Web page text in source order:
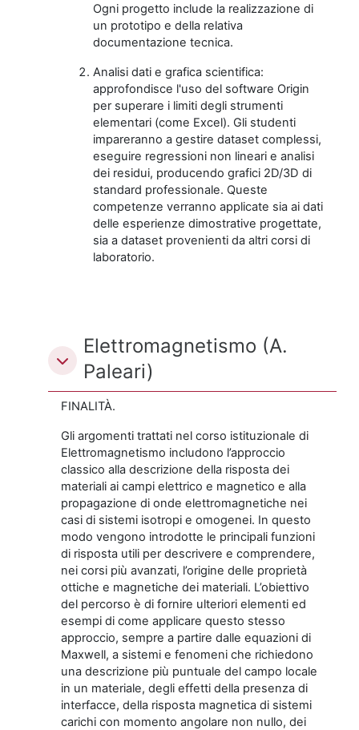
Ogni progetto include la realizzazione di
un prototipo e della relativa
documentazione tecnica.
Analisi dati e grafica scientifica:
approfondisce l'uso del software Origin
per superare i limiti degli strumenti
elementari (come Excel). Gli studenti
impareranno a gestire dataset complessi,
eseguire regressioni non lineari e analisi
dei residui, producendo grafici 2D/3D di
standard professionale. Queste
competenze verranno applicate sia ai dati
delle esperienze dimostrative progettate,
sia a dataset provenienti da altri corsi di
laboratorio.
Elettromagnetismo (A.
Paleari)
FINALITÀ.
Gli argomenti trattati nel corso istituzionale di
Elettromagnetismo includono l’approccio
classico alla descrizione della risposta dei
materiali ai campi elettrico e magnetico e alla
propagazione di onde elettromagnetiche nei
casi di sistemi isotropi e omogenei. In questo
modo vengono introdotte le principali funzioni
di risposta utili per descrivere e comprendere,
nei corsi più avanzati, l’origine delle proprietà
ottiche e magnetiche dei materiali. L’obiettivo
del percorso è di fornire ulteriori elementi ed
esempi di come applicare questo stesso
approccio, sempre a partire dalle equazioni di
Maxwell, a sistemi e fenomeni che richiedono
una descrizione più puntuale del campo locale
in un materiale, degli effetti della presenza di
interfacce, della risposta magnetica di sistemi
carichi con momento angolare non nullo, dei